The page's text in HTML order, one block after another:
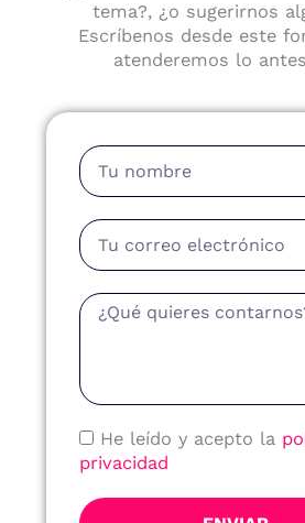
tema?, ¿o sugerirnos
Escríbenos desde este
atenderemos lo
Nombre
Email
Mensaje
Política
de
He leído y acepto la
privacidad